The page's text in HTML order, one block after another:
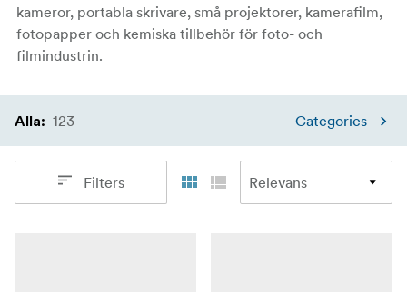
kameror, portabla skrivare, små projektorer, kamerafilm,
fotopapper och kemiska tillbehör för foto- och
filmindustrin.
Alla: 123 Categories
Filters